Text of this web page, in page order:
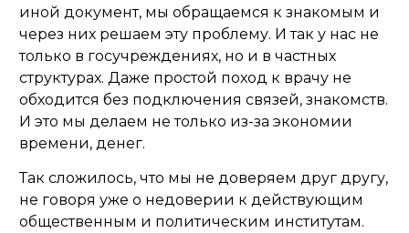
иной документ, мы обращаемся к знакомым и
через них решаем эту проблему. И так у нас не
только в госучреждениях, но и в частных
структурах. Даже простой поход к врачу не
обходится без подключения связей, знакомств.
И это мы делаем не только из-за экономии
времени, денег.
Так сложилось, что мы не доверяем друг другу,
не говоря уже о недоверии к действующим
общественным и политическим институтам.